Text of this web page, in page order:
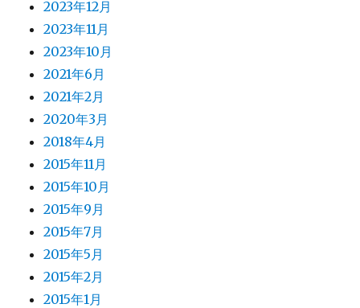
2023年12月
2023年11月
2023年10月
2021年6月
2021年2月
2020年3月
2018年4月
2015年11月
2015年10月
2015年9月
2015年7月
2015年5月
2015年2月
2015年1月